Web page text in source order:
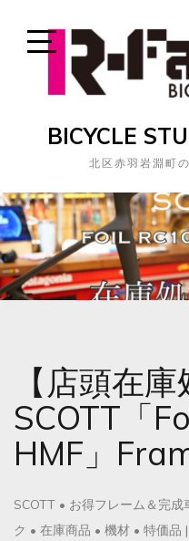
Open
Sidebar
BICYCLE
北区赤羽岩淵町
【店頭在庫
SCOTT「
HMF」
SCOTT • お得フレーム＆完成
ク • 在庫商品 • 機材 • 特価品 |